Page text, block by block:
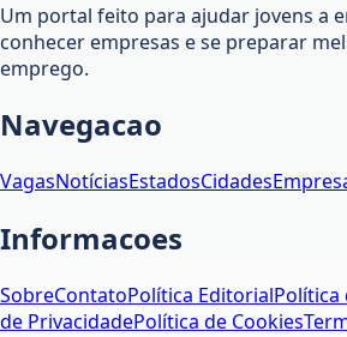
Um portal feito para ajudar jovens a
conhecer empresas e se preparar
emprego.
Navegacao
VagasNotíciasEstadosCidades
Informacoes
SobreContatoPolítica EditorialPolítica
de PrivacidadePolítica de Cookies